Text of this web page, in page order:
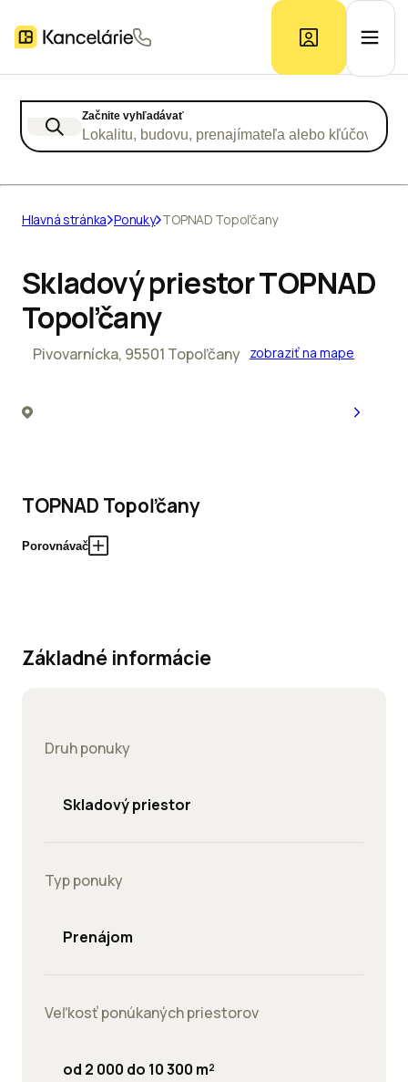
Prieskum trhu
Začnite vyhľadávať
Lokalitu, budovu, prenajímateľa alebo kľúčové
Hlavná stránka Ponuky TOPNAD Topoľčany
Skladový priestor TOPNAD
Topoľčany
Pivovarnícka, 95501 Topoľčany zobraziť na mape
TOPNAD Topoľčany
Porovnávač
Základné informácie
Druh ponuky
Skladový priestor
Typ ponuky
Prenájom
Veľkosť ponúkaných priestorov
od 2 000 do 10 300 m²